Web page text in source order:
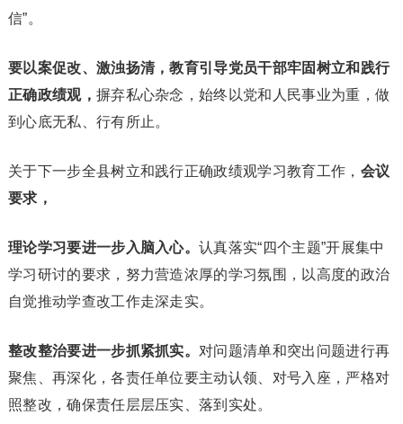
信”。
要以案促改、激浊扬清，教育引导党员干部牢固树立和践行
正确政绩观， 摒弃私心杂念，始终以党和人民事业为重，做
到心底无私、行有所止。
关于下一步全县树立和践行正确政绩观学习教育工作， 会议
要求，
理论学习要进一步入脑入心。认真落实“四个主题”开展集中
学习研讨的要求，努力营造浓厚的学习氛围，以高度的政治
自觉推动学查改工作走深走实。
整改整治要进一步抓紧抓实。 对问题清单和突出问题进行再
聚焦、再深化，各责任单位要主动认领、对号入座，严格对
照整改，确保责任层层压实、落到实处。